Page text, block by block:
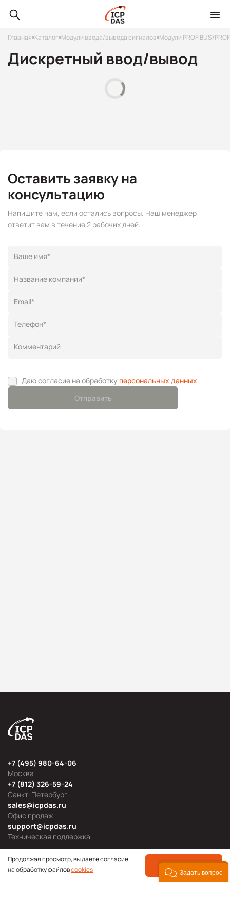
Главная Каталог Модули ввода/вывода сигналов Модули PROFIBUS/
Дискретный ввод/вывод
Оставить заявку на
консультацию
Напишите нам, если остались вопросы. Наш менеджер
ответит вам в течение 2 рабочих дней.
Ваше имя*
Название компании*
Телефон*
Email*
Комментарий
Даю согласие на обработку персональных данных
Отправить
Москва
+7 (495) 980-64-06
Офис продаж
sales@icpdas.ru
Санкт-Петербург
+7 (812) 326-59-24
Техническая поддержка
support@icpdas.ru
Продолжая просмотр, вы даете согласие
на обработку файловcookies ПРИНЯТЬ
Задать вопрос